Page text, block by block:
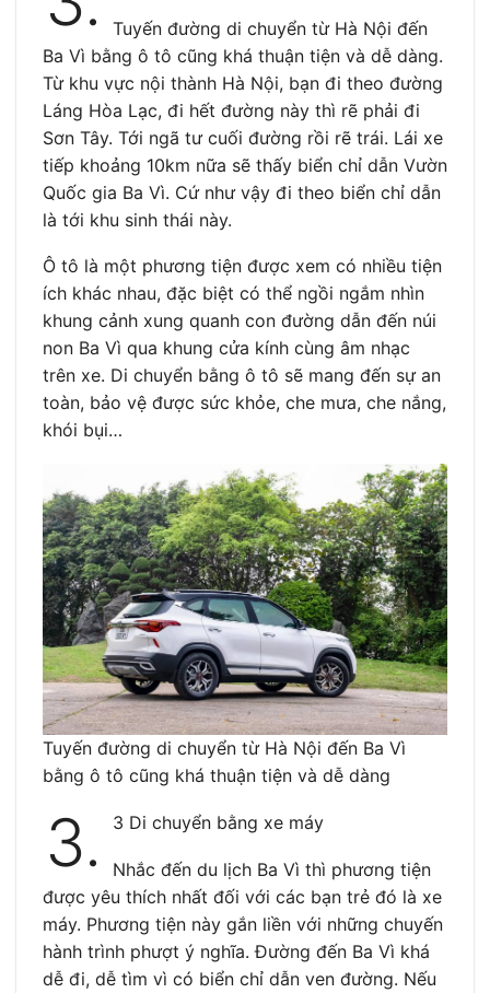
Tuyến đường di chuyển từ Hà Nội đến
Ba Vì bằng ô tô cũng khá thuận tiện và dễ dàng.
Từ khu vực nội thành Hà Nội, bạn đi theo đường
Láng Hòa Lạc, đi hết đường này thì rẽ phải đi
Sơn Tây. Tới ngã tư cuối đường rồi rẽ trái. Lái xe
tiếp khoảng 10km nữa sẽ thấy biển chỉ dẫn Vườn
Quốc gia Ba Vì. Cứ như vậy đi theo biển chỉ dẫn
là tới khu sinh thái này.
Ô tô là một phương tiện được xem có nhiều tiện
ích khác nhau, đặc biệt có thể ngồi ngắm nhìn
khung cảnh xung quanh con đường dẫn đến núi
non Ba Vì qua khung cửa kính cùng âm nhạc
trên xe. Di chuyển bằng ô tô sẽ mang đến sự an
toàn, bảo vệ được sức khỏe, che mưa, che nắng,
khói bụi…
Tuyến đường di chuyển từ Hà Nội đến Ba Vì
bằng ô tô cũng khá thuận tiện và dễ dàng
3. 3 Di chuyển bằng xe máy
Nhắc đến du lịch Ba Vì thì phương tiện
được yêu thích nhất đối với các bạn trẻ đó là xe
máy. Phương tiện này gắn liền với những chuyến
hành trình phượt ý nghĩa. Đường đến Ba Vì khá
dễ đi, dễ tìm vì có biển chỉ dẫn ven đường. Nếu